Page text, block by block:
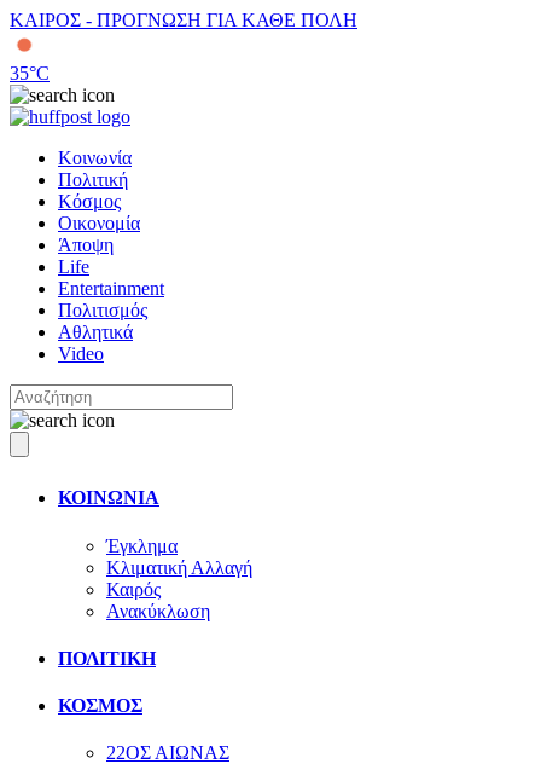
ΚΑΙΡΟΣ - ΠΡΟΓΝΩΣΗ ΓΙΑ ΚΑΘΕ ΠΟΛΗ
35°C
Κοινωνία
Πολιτική
Κόσμος
Οικονομία
Άποψη
Life
Entertainment
Πολιτισμός
Αθλητικά
Video
ΚΟΙΝΩΝΙΑ
Έγκλημα
Κλιματική Αλλαγή
Καιρός
Ανακύκλωση
ΠΟΛΙΤΙΚΗ
ΚΟΣΜΟΣ
22ΟΣ ΑΙΩΝΑΣ